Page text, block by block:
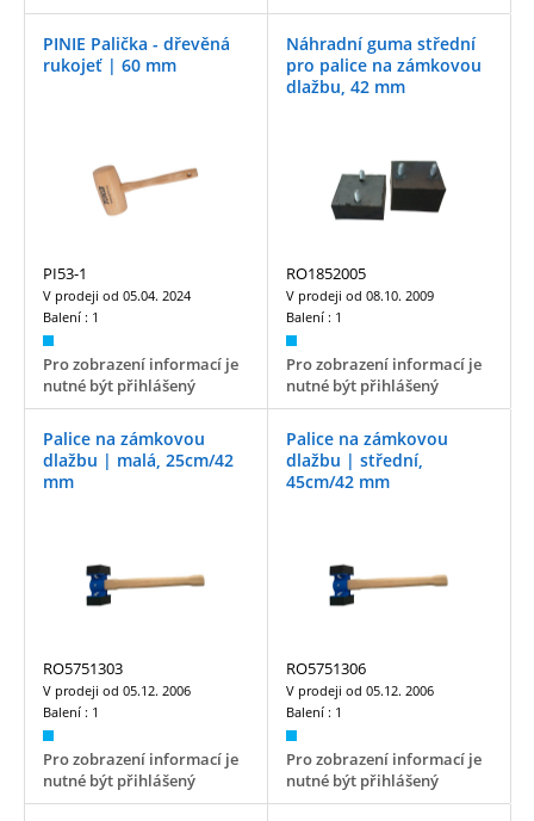
PINIE Palička - dřevěná
rukojeť | 60 mm
PI53-1
V prodeji od 05.04. 2024
Balení : 1
Pro zobrazení informací je
nutné být přihlášený
Náhradní guma střední
pro palice na zámkovou
dlažbu, 42 mm
RO1852005
V prodeji od 08.10. 2009
Balení : 1
Pro zobrazení informací je
nutné být přihlášený
Palice na zámkovou
dlažbu | malá, 25cm/42
mm
RO5751303
V prodeji od 05.12. 2006
Balení : 1
Pro zobrazení informací je
nutné být přihlášený
Palice na zámkovou
dlažbu | střední,
45cm/42 mm
RO5751306
V prodeji od 05.12. 2006
Balení : 1
Pro zobrazení informací je
nutné být přihlášený